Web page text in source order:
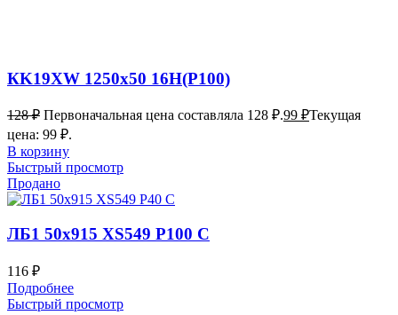
КK19XW 1250х50 16Н(P100)
128₽ Первоначальная цена составляла 128 ₽.99 ₽Текущая
цена: 99 ₽.
В корзину
Быстрый просмотр
Продано
ЛБ1 50х915 XS549 P100 С
116 ₽
Подробнее
Быстрый просмотр